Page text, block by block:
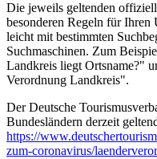
Die jeweils geltenden
besonderen Regeln für
leicht mit bestimmten
Suchmaschinen. Zum
Landkreis liegt Ortsname?"
Verordnung Landkreis".
Der Deutsche
Bundesländern derzeit
https://
zum-coronavirus/­